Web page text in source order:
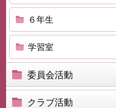
６年生
学習室
委員会活動
クラブ活動